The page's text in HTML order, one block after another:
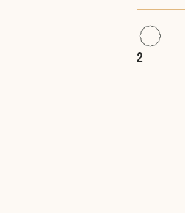
2